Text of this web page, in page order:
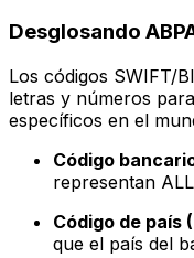
Desglosando
Los códigos SWIFT/
letras y números
específicos en el
Código
representan
Código de país
que el país del